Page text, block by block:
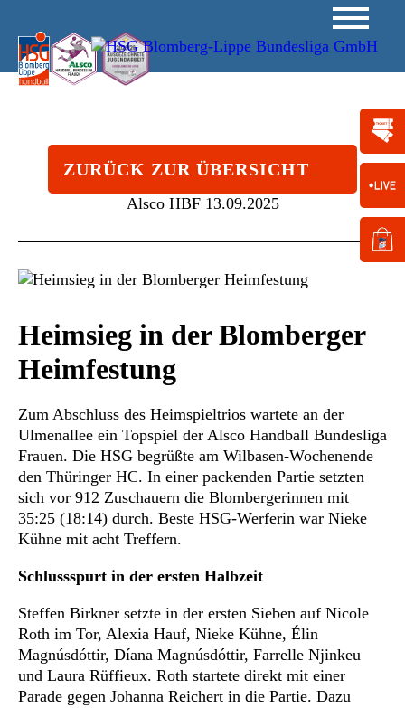
ZURÜCK ZUR ÜBERSICHT
Alsco HBF 13.09.2025
Heimsieg in der Blomberger
Heimfestung
Zum Abschluss des Heimspieltrios wartete an der
Ulmenallee ein Topspiel der Alsco Handball Bundesliga
Frauen. Die HSG begrüßte am Wilbasen-Wochenende
den Thüringer HC. In einer packenden Partie setzten
sich vor 912 Zuschauern die Blombergerinnen mit
35:25 (18:14) durch. Beste HSG-Werferin war Nieke
Kühne mit acht Treffern.
Schlussspurt in der ersten Halbzeit
Steffen Birkner setzte in der ersten Sieben auf Nicole
Roth im Tor, Alexia Hauf, Nieke Kühne, Élin
Magnúsdóttir, Díana Magnúsdóttir, Farrelle Njinkeu
und Laura Rüffieux. Roth startete direkt mit einer
Parade gegen Johanna Reichert in die Partie. Dazu